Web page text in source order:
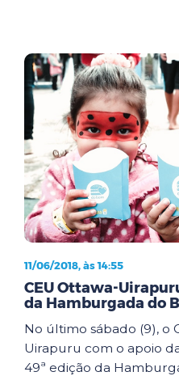
11/06/2018, às 14:55
CEU Ottawa-
da Hamburgada do
No último sábado (9), o
Uirapuru com o apoio
49ª edição da